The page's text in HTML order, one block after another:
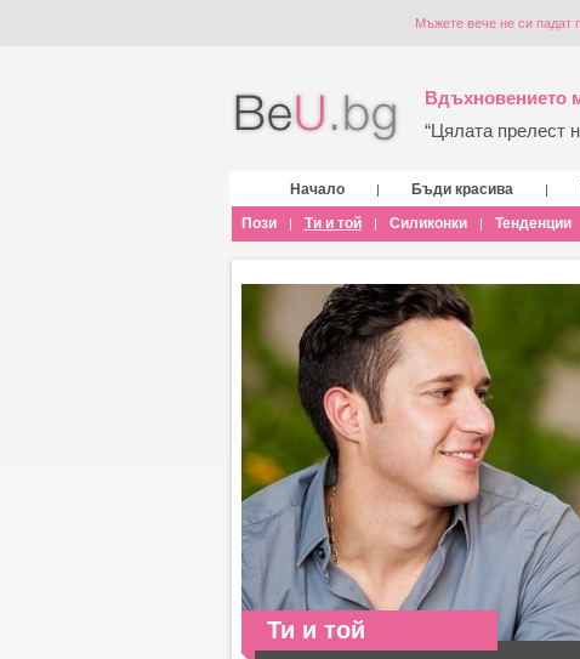
Мъжете вече не си падат
Вдъхновението
“Цялата прелест
Начало | Бъди красива |
Пози
| Ти и той | Силиконки | Тенденции
Ти и той